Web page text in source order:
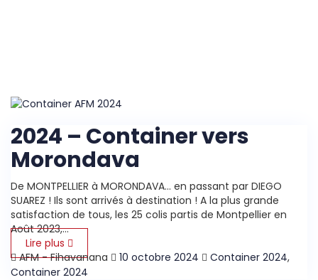
2024 – Container vers
Morondava
De MONTPELLIER à MORONDAVA… en passant par DIEGO
SUAREZ ! Ils sont arrivés à destination ! A la plus grande
satisfaction de tous, les 25 colis partis de Montpellier en
Août 2023,...
Lire plus
AFM - Fihavanana
10 octobre 2024 Container 2024,
Container 2024